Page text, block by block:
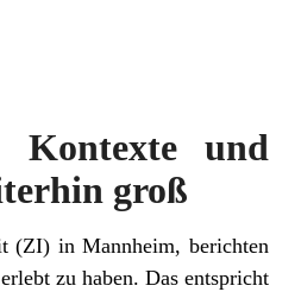
Kontexte und
groß
(ZI) in Mannheim, berichten
zu haben. Das entspricht